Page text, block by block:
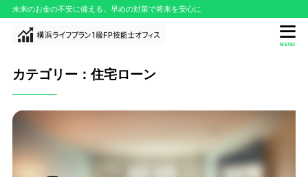
未来のお金の不安に備える。早めの対策で将来を安心に
MENU
カテゴリー：住宅ローン